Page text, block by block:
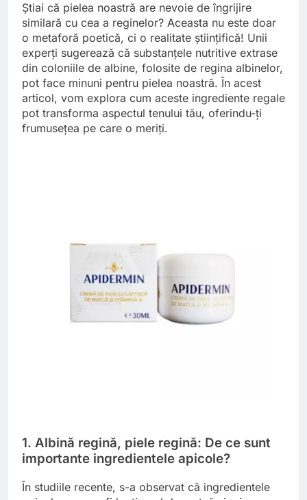
Știai că pielea noastră are nevoie de îngrijire
similară cu cea a reginelor? Aceasta nu este doar
o metaforă poetică, ci o realitate științifică! Unii
experți sugerează că substanțele nutritive extrase
din coloniile de albine, folosite de regina albinelor,
pot face minuni pentru pielea noastră. În acest
articol, vom explora cum aceste ingrediente regale
pot transforma aspectul tenului tău, oferindu-ți
frumusețea pe care o meriți.
1. Albină regină, piele regină: De ce sunt
importante ingredientele apicole?
În studiile recente, s-a observat că ingredientele